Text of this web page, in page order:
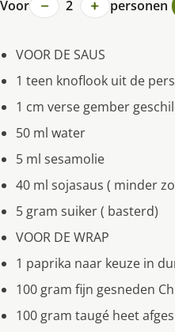
Voor − 2 + personen
VOOR DE SAUS
1 teen knoflook uit de pers
1 cm verse gember
50 ml water
5 ml sesamolie
40 ml sojasaus ( minder
5 gram suiker ( basterd)
VOOR DE WRAP
1 paprika naar keuze in
100 gram fijn gesneden
100 gram taugé heet